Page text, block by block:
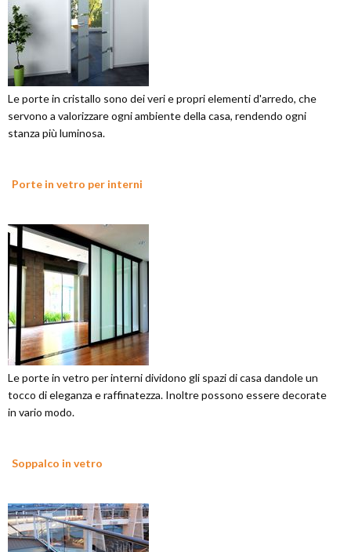
Le porte in cristallo sono dei veri e propri elementi d'arredo, che
servono a valorizzare ogni ambiente della casa, rendendo ogni
stanza più luminosa.
Porte in vetro per interni
Le porte in vetro per interni dividono gli spazi di casa dandole un
tocco di eleganza e raffinatezza. Inoltre possono essere decorate
in vario modo.
Soppalco in vetro